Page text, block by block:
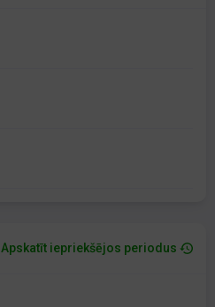
Apskatīt iepriekšējos periodus